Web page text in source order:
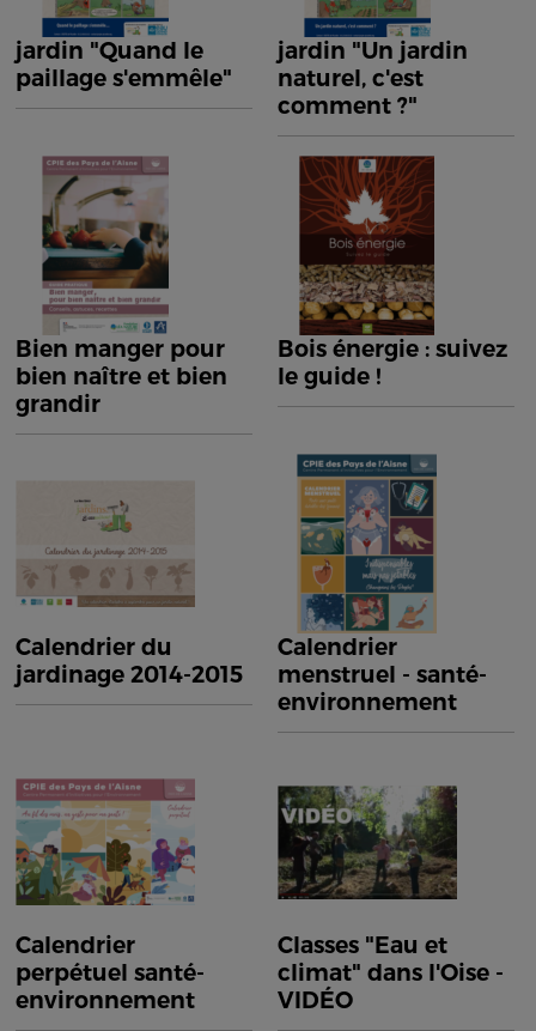
jardin "Quand le
paillage s'emmêle"
jardin "Un jardin
naturel, c'est
comment ?"
Bien manger pour
bien naître et bien
grandir
Bois énergie : suivez
le guide !
Calendrier du
jardinage 2014-2015
Calendrier
menstruel - santé-
environnement
Calendrier
perpétuel santé-
environnement
Classes "Eau et
climat" dans l'Oise -
VIDÉO